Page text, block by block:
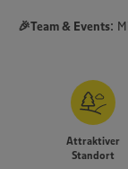
🎉Team & Events:
Attraktiver
Standort